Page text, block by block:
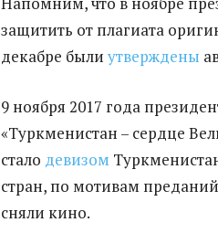
защитить от плагиата
декабре были утверждены
9 ноября 2017 года
«Туркменистан – сердце
стало девизом
стран, по мотивам
сняли кино.